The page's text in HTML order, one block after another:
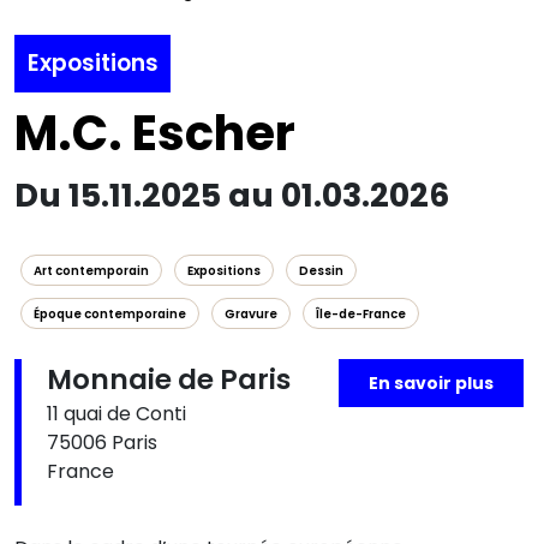
Expositions
M.C. Escher
Du 15.11.2025 au 01.03.2026
Art contemporain Expositions Dessin
Époque contemporaine Gravure Île-de-France
Monnaie de Paris
11 quai de Conti
75006 Paris
France
En savoir plus